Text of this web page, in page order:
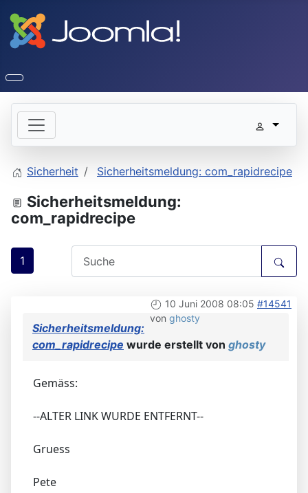
Sicherheit Sicherheitsmeldung: com_rapidrecipe
Sicherheitsmeldung:
com_rapidrecipe
1
10 Juni 2008 08:05 #14541
von ghosty
Sicherheitsmeldung:
com_rapidrecipe wurde erstellt von ghosty
Gemäss:
--ALTER LINK WURDE ENTFERNT--
Gruess
Pete